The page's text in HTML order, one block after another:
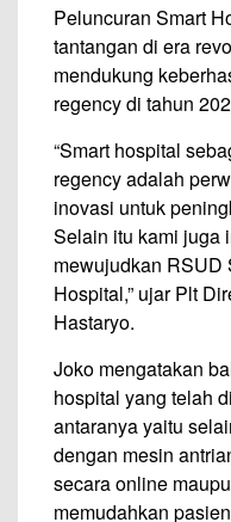
Peluncuran Smart
tantangan di era
mendukung
regency di tahun
“Smart hospital
regency adalah
inovasi untuk
Selain itu kami juga
mewujudkan RSUD
Hospital,” ujar Plt
Hastaryo.
Joko mengatakan
hospital yang telah
antaranya yaitu
dengan mesin
secara online
memudahkan